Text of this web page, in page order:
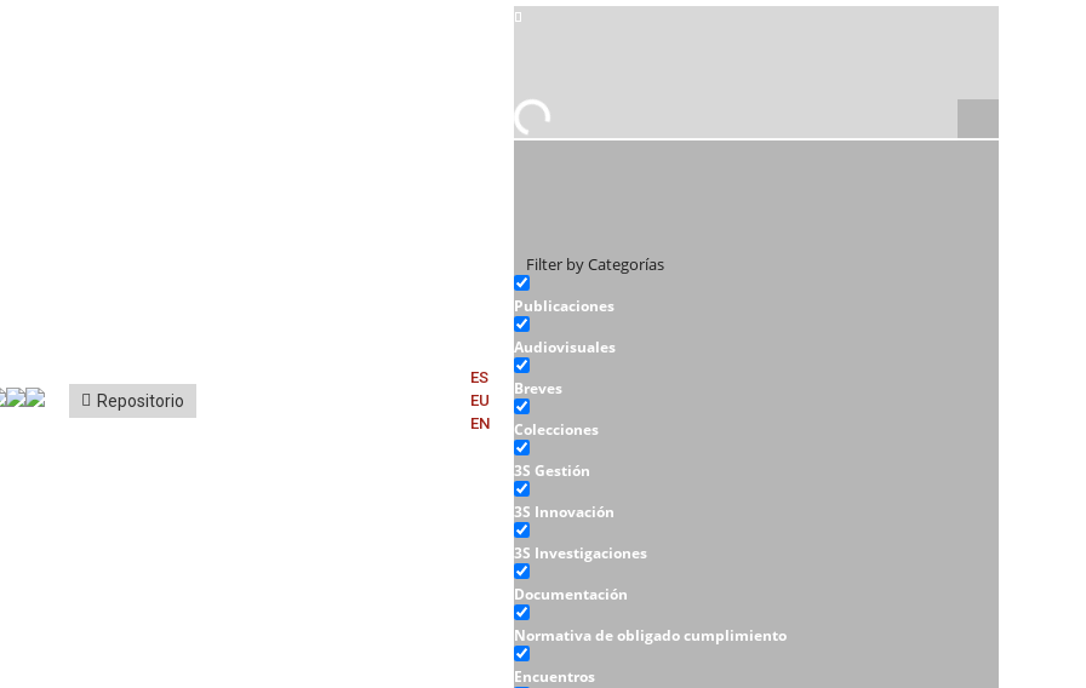
Repositorio
ES
EU
EN
Filter by Categorías
Publicaciones
Audiovisuales
Breves
Colecciones
3S Gestión
3S Innovación
3S Investigaciones
Documentación
Normativa de obligado cumplimiento
Encuentros